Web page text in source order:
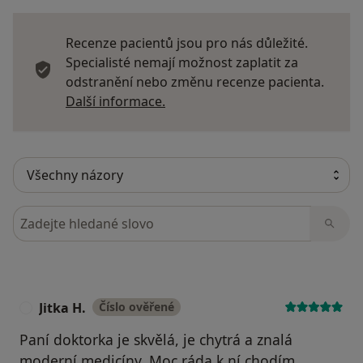
Recenze pacientů jsou pro nás důležité.
Specialisté nemají možnost zaplatit za
odstranění nebo změnu recenze pacienta.
Další informace.
Hledejte v názorech
Jitka H. Číslo ověřené
Paní doktorka je skvělá, je chytrá a znalá